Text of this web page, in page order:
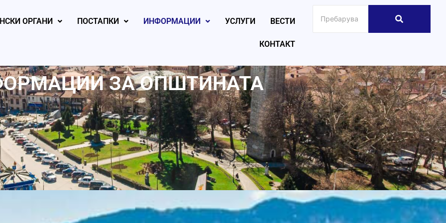
ОРГАНИ ПОСТАПКИ ИНФОРМАЦИИ УСЛУГИ ВЕСТИ
КОНТАКТ
ЗА ОПШТИНАТА